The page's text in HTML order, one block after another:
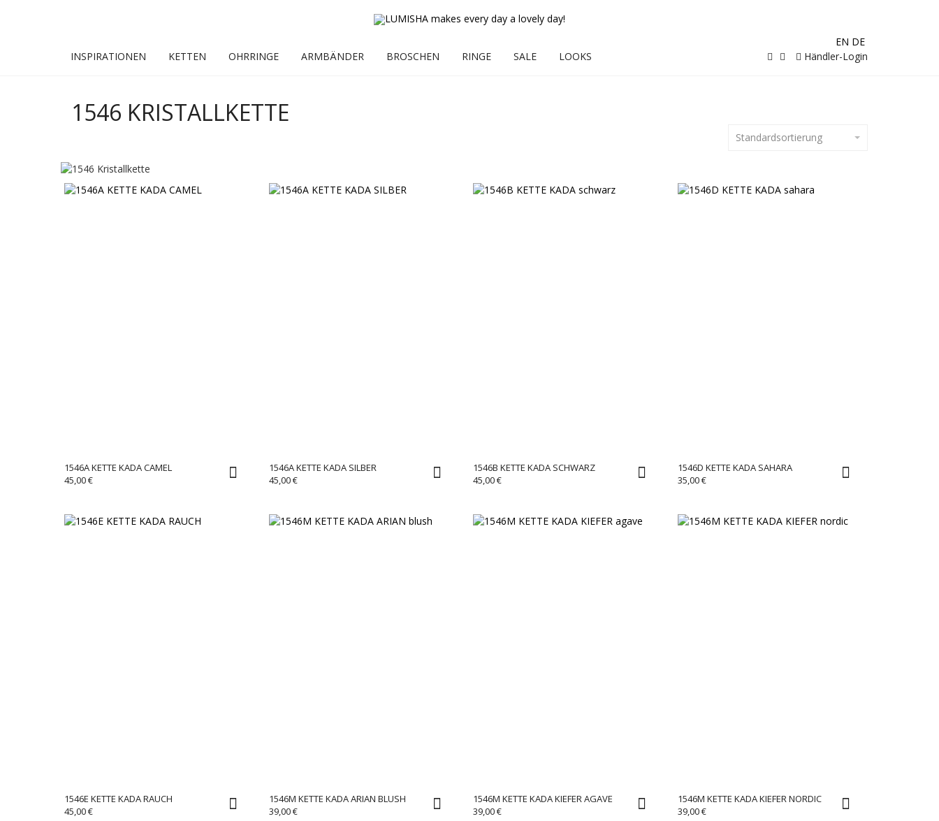
EN DE
INSPIRATIONEN
KETTEN OHRRINGE ARMBÄNDER BROSCHEN RINGE SALE LOOKS Händler-Login
1546 KRISTALLKETTE
Standardsortierung
1546A KETTE KADA CAMEL
45,00€
1546A KETTE KADA SILBER
45,00€
1546B KETTE KADA SCHWARZ
45,00€
1546D KETTE KADA SAHARA
35,00€
1546E KETTE KADA RAUCH
45,00€
1546M KETTE KADA ARIAN BLUSH
39,00€
1546M KETTE KADA KIEFER AGAVE
39,00€
1546M KETTE KADA KIEFER NORDIC
39,00€